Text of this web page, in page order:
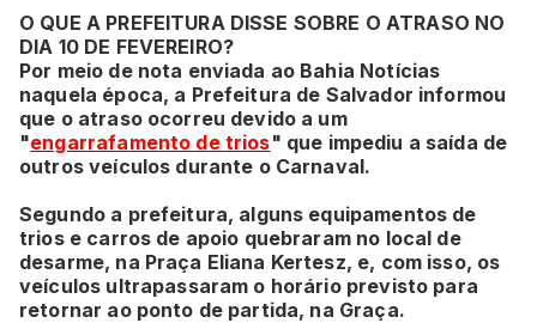
O QUE A PREFEITURA DISSE SOBRE O ATRASO NO
DIA 10 DE FEVEREIRO?
Por meio de nota enviada ao Bahia Notícias
naquela época, a Prefeitura de Salvador informou
que o atraso ocorreu devido a um
"engarrafamento de trios" que impediu a saída de
outros veículos durante o Carnaval.
Segundo a prefeitura, alguns equipamentos de
trios e carros de apoio quebraram no local de
desarme, na Praça Eliana Kertesz, e, com isso, os
veículos ultrapassaram o horário previsto para
retornar ao ponto de partida, na Graça.